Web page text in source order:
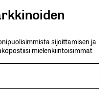
sijoittamisen ja
mielenkiintoisimmat